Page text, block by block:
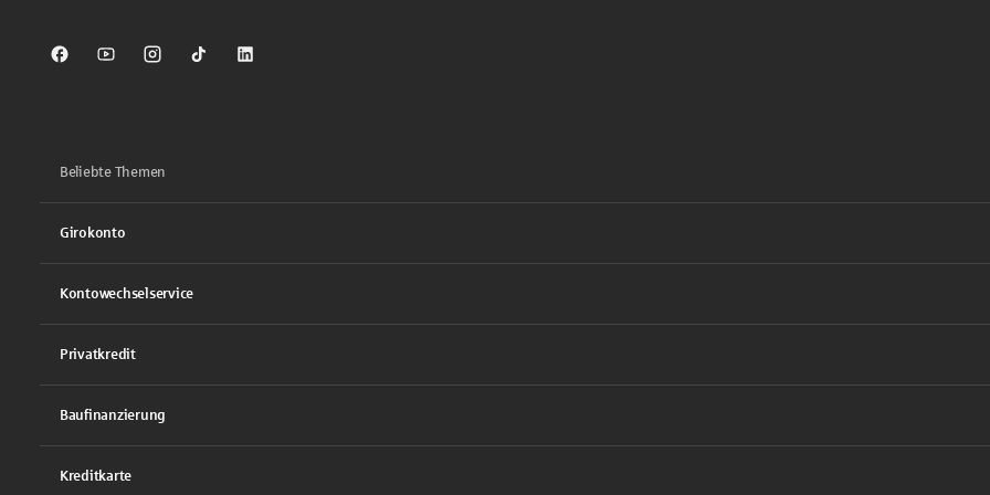
Sparkasse auf Facebook
Sparkasse auf Youtube
Sparkasse auf Instagram
Sparkasse auf TikTok
Sparkasse auf LinkedIn
Beliebte Themen
Girokonto
Kontowechselservice
Privatkredit
Baufinanzierung
Kreditkarte